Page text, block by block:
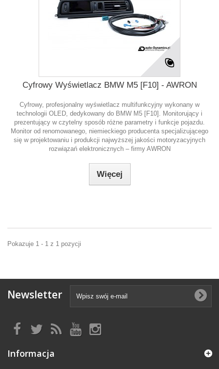
Cyfrowy Wyświetlacz BMW M5 [F10] - AWRON
Cyfrowy, profesjonalny wyświetlacz multifunkcyjny wykonany w
technologii OLED, dedykowany do BMW M5 [F10]. Monitorujący i
prezentujący w czytelny sposób różne parametry i funkcje pojazdu.
Monitor od renomowanego, niemieckiego producenta specjalizującego
się w projektowaniu i produkcji najwyższej jakości motoryzacyjnych
rozwiązań elektronicznych – firmy AWRON
Więcej
Pokazuje 1 - 1 z 1 pozycji
Newsletter
Informacja